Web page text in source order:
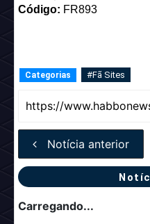
Código: FR893
Categorias #Fã Sites
Notícia anterior
Carregando...